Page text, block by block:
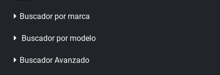
Buscador por marca
Buscador por modelo
Buscador Avanzado